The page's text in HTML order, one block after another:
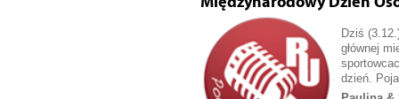
Dziś
głównej
dzień.